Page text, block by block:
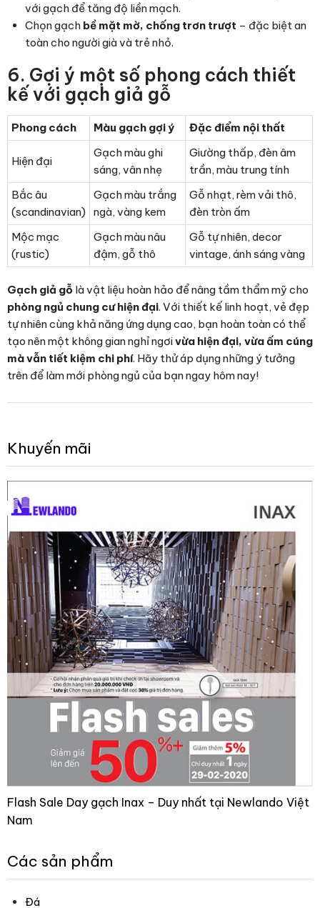
với gạch để tăng độ liền mạch.
Chọn gạch bề mặt mờ, chống trơn trượt – đặc biệt an
toàn cho người già và trẻ nhỏ.
6. Gợi ý một số phong cách thiết
kế với gạch giả gỗ
Phong cách Màu gạch gợi ý Đặc điểm nội thất
Hiện đại
Gạch màu ghi
sáng, vân nhẹ
Giường thấp, đèn âm
trần, màu trung tính
Bắc âu
(scandinavian)
Gạch màu trắng
ngà, vàng kem
Gỗ nhạt, rèm vải thô,
đèn tròn ấm
Mộc mạc
(rustic)
Gạch màu nâu
đậm, gỗ thô
Gỗ tự nhiên, decor
vintage, ánh sáng vàng
Gạch giả gỗ là vật liệu hoàn hảo để nâng tầm thẩm mỹ cho
phòng ngủ chung cư hiện đại. Với thiết kế linh hoạt, vẻ đẹp
tự nhiên cùng khả năng ứng dụng cao, bạn hoàn toàn có thể
tạo nên một không gian nghỉ ngơivừa hiện đại, vừa ấm cúng
mà vẫn tiết kiệm chi phí. Hãy thử áp dụng những ý tưởng
trên để làm mới phòng ngủ của bạn ngay hôm nay!
Khuyến mãi
Flash Sale Day gạch Inax – Duy nhất tại Newlando Việt
Nam
Các sản phẩm
Đá